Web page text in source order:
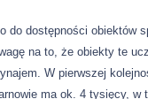
do dostępności obiektów
na to, że obiekty te
W pierwszej
ma ok. 4 tysięcy, w